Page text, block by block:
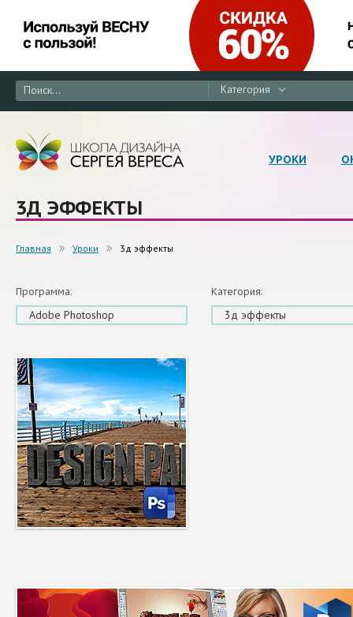
Категория
УРОКИ
3Д ЭФФЕКТЫ
Главная Уроки 3д эффекты
Программа:
Adobe Photoshop
Категория:
3д эффекты